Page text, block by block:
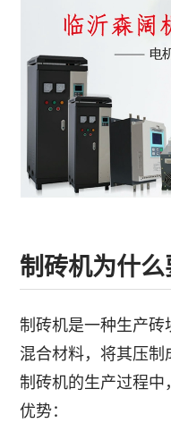
制砖机为什么
制砖机是一种生产
混合材料，将其压
制砖机的生产过程
优势：